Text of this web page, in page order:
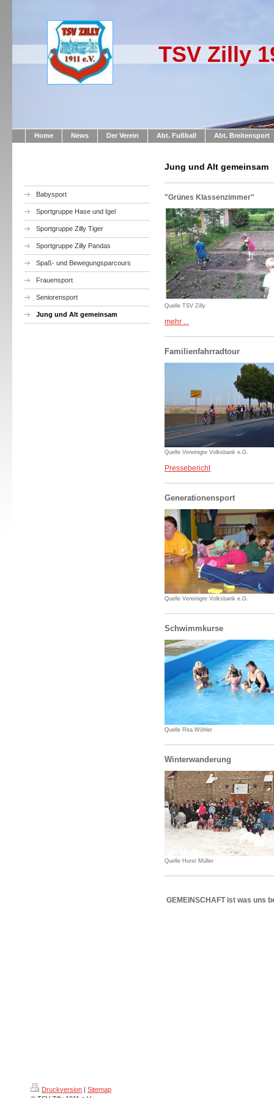
TSV Zilly
Home News Der Verein Abt. Fußball Abt. Breitensport
Babysport
Sportgruppe Hase und Igel
Sportgruppe Zilly Tiger
Sportgruppe Zilly Pandas
Spaß- und Bewegungsparcours
Frauensport
Seniorensport
Jung und Alt gemeinsam
Jung und Alt gemeinsam
"Grünes Klassenzimmer"
Quelle TSV Zilly
mehr ...
Familienfahrradtour
Quelle Vereinigte Volksbank e.G.
Pressebericht
Generationensport
Quelle Vereinigte Volksbank e.G.
Schwimmkurse
Quelle Rita Wöhler
Winterwanderung
Quelle Horst Müller
GEMEINSCHAFT ist was uns
Druckversion | Sitemap